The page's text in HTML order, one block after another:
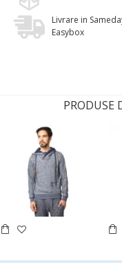
Livrare in
Easybox
PRODUSE